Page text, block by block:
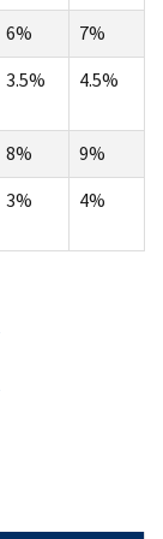
6%
7%
3.5% 4.5%
8%
9%
3% 4%